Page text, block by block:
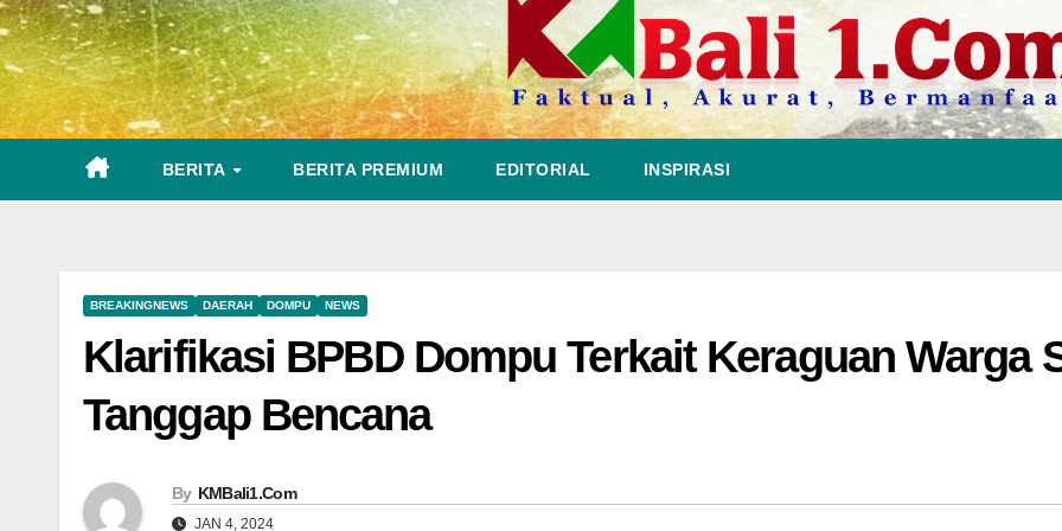
BERITA BERITA PREMIUM EDITORIAL INSPIRASI
BREAKINGNEWS DAERAH DOMPU NEWS
Klarifikasi BPBD Dompu Terkait Keraguan Warga
Tanggap Bencana
By KMBali1.Com
JAN 4, 2024